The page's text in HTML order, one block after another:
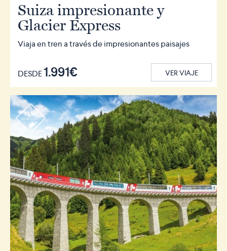
Suiza impresionante y
Glacier Express
Viaja en tren a través de impresionantes paisajes
DESDE1.991€ VER VIAJE
r